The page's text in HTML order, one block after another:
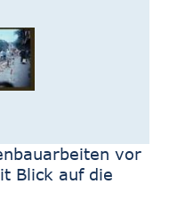
vor
Blick auf die